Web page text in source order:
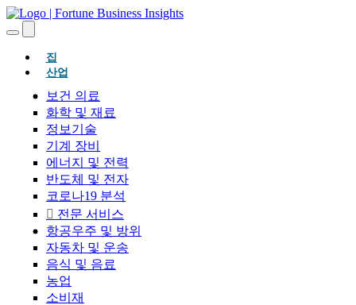
집(현재의)
산업
보건 의료
화학 및 재료
정보기술
기계 장비
에너지 및 전력
반도체 및 전자
코로나19 분석
전문 서비스
항공우주 및 방위
자동차 및 운송
음식 및 음료
농업
소비재